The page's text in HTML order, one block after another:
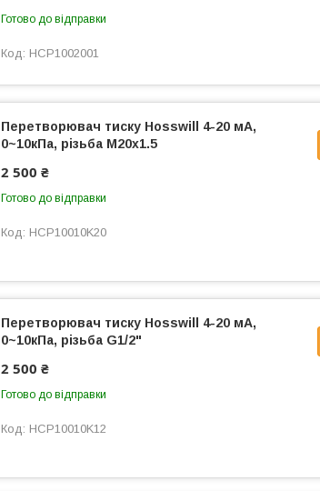
Готово до відправки
HCP1002001
Перетворювач тиску Hosswill 4-20 мА,
0~10кПа, різьба М20х1.5
2 500 ₴
Готово до відправки
HCP10010K20
Перетворювач тиску Hosswill 4-20 мА,
0~10кПа, різьба G1/2"
2 500 ₴
Готово до відправки
HCP10010K12